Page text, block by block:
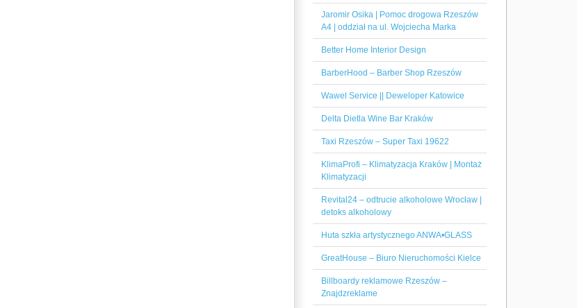
Jaromir Osika | Pomoc drogowa Rzeszów
A4 | oddział na ul. Wojciecha Marka
Better Home Interior Design
BarberHood – Barber Shop Rzeszów
Wawel Service || Deweloper Katowice
Delta Dietla Wine Bar Kraków
Taxi Rzeszów – Super Taxi 19622
KlimaProfi – Klimatyzacja Kraków | Montaż
Klimatyzacji
Revital24 – odtrucie alkoholowe Wrocław |
detoks alkoholowy
Huta szkła artystycznego ANWA•GLASS
GreatHouse – Biuro Nieruchomości Kielce
Billboardy reklamowe Rzeszów –
Znajdzreklame